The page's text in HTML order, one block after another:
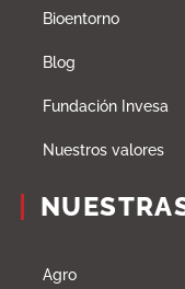
Bioentorno
Blog
Fundación Invesa
Nuestros valores
Agro